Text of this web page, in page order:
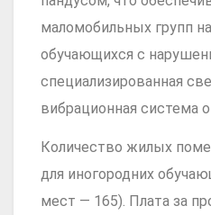
маломобильных групп
обучающихся с
специализированная
вибрационная система
Количество жилых
для иногородних
мест — 165). Плата за